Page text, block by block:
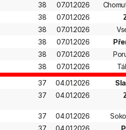
38 07.01.2026
38
07.01.2026
38
07.01.2026
38
07.01.2026
38
07.01.2026
38
07.01.2026
37
04.01.2026
37
04.01.2026
37 04.01.2026
37
04.01.2026